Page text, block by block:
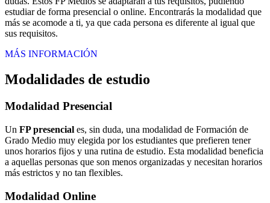
estudiar de forma presencial o online. Encontrarás la modalidad que
más se acomode a ti, ya que cada persona es diferente al igual que
sus requisitos.
MÁS INFORMACIÓN
Modalidades de estudio
Modalidad Presencial
Un FP presencial es, sin duda, una modalidad de Formación de
Grado Medio muy elegida por los estudiantes que prefieren tener
unos horarios fijos y una rutina de estudio. Esta modalidad beneficia
a aquellas personas que son menos organizadas y necesitan horarios
más estrictos y no tan flexibles.
Modalidad Online